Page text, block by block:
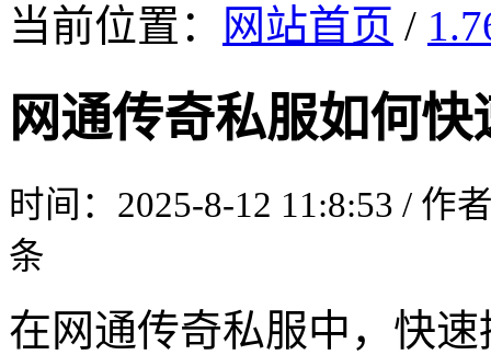
当前位置： 网站首页 /
网通传奇私服如何
时间：2025-8-12 11:8:53 / 作
条
在网通传奇私服中，快